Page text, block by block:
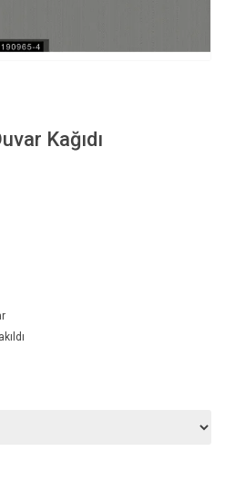
Kağıdı